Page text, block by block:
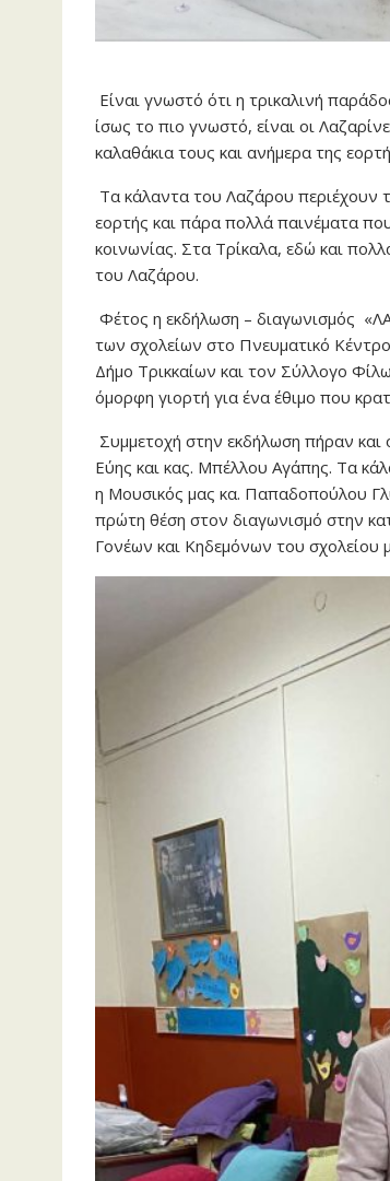
Είναι γνωστό ότι η τρικαλινή
ίσως το πιο γνωστό, είναι οι
καλαθάκια τους και ανήμερα της
Τα κάλαντα του Λαζάρου περιέχουν
εορτής και πάρα πολλά παινέματα
κοινωνίας. Στα Τρίκαλα, εδώ και
του Λαζάρου.
Φέτος η εκδήλωση – διαγωνισμός
των σχολείων στο Πνευματικό
Δήμο Τρικκαίων και τον Σύλλογο
όμορφη γιορτή για ένα έθιμο που
Συμμετοχή στην εκδήλωση πήραν και
Εύης και κας. Μπέλλου Αγάπης. Τα
η Μουσικός μας κα. Παπαδοπούλου
πρώτη θέση στον διαγωνισμό στην
Γονέων και Κηδεμόνων του σχολείου